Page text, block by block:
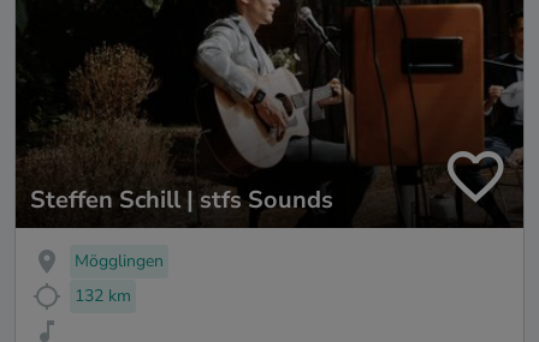
Steffen Schill | stfs Sounds
Mögglingen
132 km